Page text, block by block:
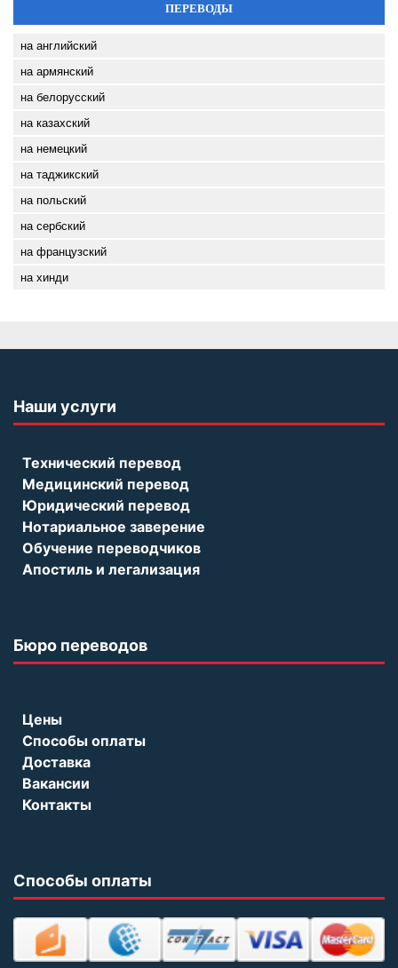
ПЕРЕВОДЫ
на английский
на армянский
на белорусский
на казахский
на немецкий
на таджикский
на польский
на сербский
на французский
на хинди
Наши услуги
Технический перевод
Медицинский перевод
Юридический перевод
Нотариальное заверение
Обучение переводчиков
Апостиль и легализация
Бюро переводов
Цены
Способы оплаты
Доставка
Вакансии
Контакты
Способы оплаты